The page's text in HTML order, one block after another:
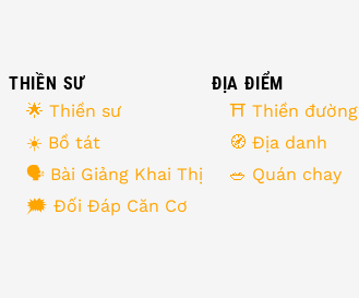
THIỀN SƯ
🌟 Thiền sư
☀️ Bồ tát
🗣 Bài Giảng Khai Thị
🗯 Đối Đáp Căn Cơ
ĐỊA ĐIỂM
⛩ Thiền đường
🧭 Địa danh
🥗 Quán chay